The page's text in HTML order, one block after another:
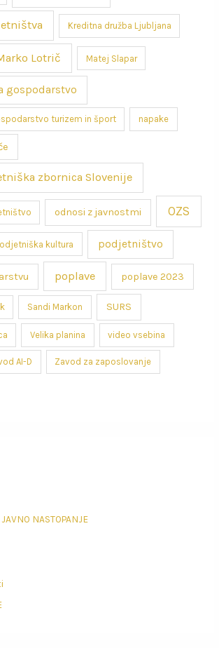
Kreditna družba Ljubljana
Lotrič Matej Slapar
gospodarstvo
turizem in šport napake
zbornica Slovenije
odnosi z javnostmi OZS
kultura podjetništvo
poplave poplave 2023
Sandi Markon SURS
Velika planina video vsebina
AI-D Zavod za zaposlovanje
NASTOPANJE